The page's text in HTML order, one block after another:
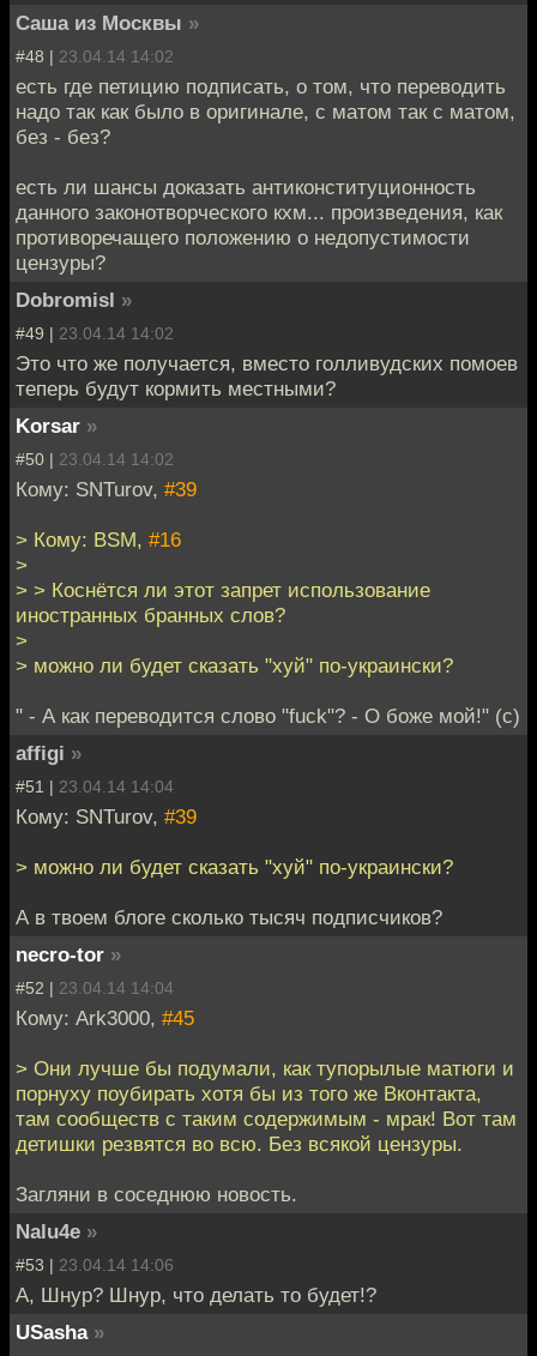
Саша из Москвы »
#48 | 23.04.14 14:02
есть где петицию подписать, о том, что переводить
надо так как было в оригинале, с матом так с матом,
без - без?
есть ли шансы доказать антиконституционность
данного законотворческого кхм... произведения, как
противоречащего положению о недопустимости
цензуры?
Dobromisl »
#49 | 23.04.14 14:02
Это что же получается, вместо голливудских помоев
теперь будут кормить местными?
Korsar »
#50 | 23.04.14 14:02
Кому: SNTurov, #39
> Кому: BSM, #16
>
> > Коснётся ли этот запрет использование
иностранных бранных слов?
>
> можно ли будет сказать "хуй" по-украински?
" - А как переводится слово "fuck"? - О боже мой!" (с)
affigi »
#51 | 23.04.14 14:04
Кому: SNTurov, #39
> можно ли будет сказать "хуй" по-украински?
А в твоем блоге сколько тысяч подписчиков?
necro-tor »
#52 | 23.04.14 14:04
Кому: Ark3000, #45
> Они лучше бы подумали, как тупорылые матюги и
порнуху поубирать хотя бы из того же Вконтакта,
там сообществ с таким содержимым - мрак! Вот там
детишки резвятся во всю. Без всякой цензуры.
Загляни в соседнюю новость.
Nalu4e »
#53 | 23.04.14 14:06
А, Шнур? Шнур, что делать то будет!?
USasha »